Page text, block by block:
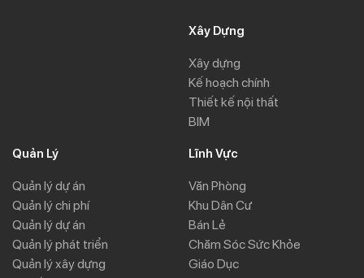
Xây Dựng
Xây dựng
Kế hoạch chính
Thiết kế nội thất
BIM
Quản Lý
Quản lý dự án
Quản lý chi phí
Quản lý dự án
Quản lý phát triển
Quản lý xây dựng
Lĩnh Vực
Văn Phòng
Khu Dân Cư
Bán Lẻ
Chăm Sóc Sức Khỏe
Giáo Dục